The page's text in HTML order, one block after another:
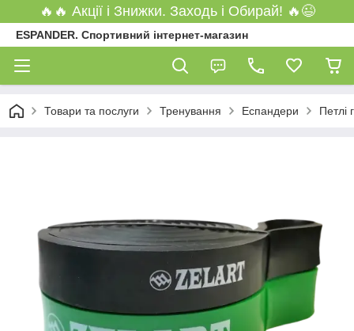
🔥🔥 Акції і Знижки. Заходь і Обирай! 🔥😉
ESPANDER. Спортивний інтернет-магазин
Товари та послуги Тренування Еспандери Петлі